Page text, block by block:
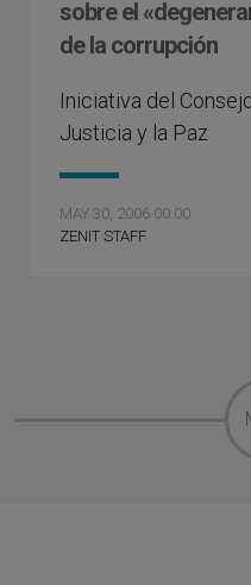
sobre el
de la corrupción
Iniciativa del
Justicia y la Paz
MAY 30, 2006 00:00
ZENIT STAFF